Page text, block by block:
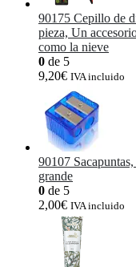
90175 Cepillo de
pieza, Un
como la nieve
0 de 5
9,20€ IVA incluido
90107
grande
0 de 5
2,00€ IVA incluido